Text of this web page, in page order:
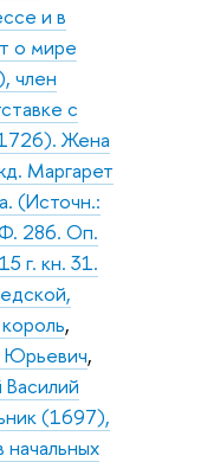
и в
о мире
член
с
Жена
Маргарет
(Источн.:
286. Оп.
г. кн. 31.
,
Юрьевич,
(1697),